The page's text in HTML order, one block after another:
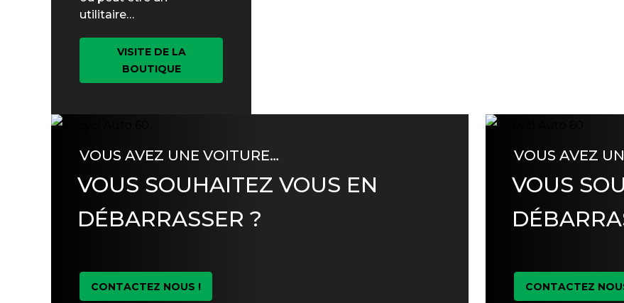
utilitaire…
VISITE DE LA
BOUTIQUE
VOUS AVEZ UNE VOITURE…
VOUS SOUHAITEZ VOUS EN
DÉBARRASSER ?
CONTACTEZ NOUS !
VOUS AVEZ
VOUS
CONTACTEZ